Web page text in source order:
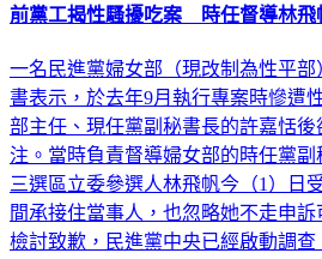
前黨工揭性騷擾吃案 時任督導林飛
一名民進黨婦女部（現改制為性平
書表示，於去年9月執行專案時慘遭
部主任、現任黨副秘書長的許嘉恬
注。當時負責督導婦女部的時任黨
三選區立委參選人林飛帆今（1）日
間承接住當事人，也忽略她不走申
檢討致歉，民進黨中央已經啟動調查